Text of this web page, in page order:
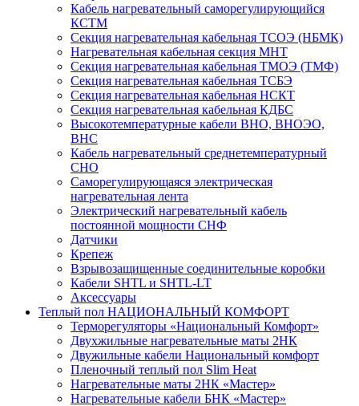
Кабель нагревательный саморегулирующийся
КСТМ
Секция нагревательная кабельная ТСОЭ (НБМК)
Нагревательная кабельная секция МНТ
Секция нагревательная кабельная ТМОЭ (ТМФ)
Секция нагревательная кабельная ТСБЭ
Секция нагревательная кабельная НСКТ
Секция нагревательная кабельная КДБС
Высокотемпературные кабели ВНО, ВНОЭО,
ВНС
Кабель нагревательный среднетемпературный
СНО
Саморегулирующаяся электрическая
нагревательная лента
Электрический нагревательный кабель
постоянной мощности СНФ
Датчики
Крепеж
Взрывозащищенные соединительные коробки
Кабели SHTL и SHTL-LT
Аксессуары
Теплый пол НАЦИОНАЛЬНЫЙ КОМФОРТ
Терморегуляторы «Национальный Комфорт»
Двухжильные нагревательные маты 2НК
Двужильные кабели Национальный комфорт
Пленочный теплый пол Slim Heat
Нагревательные маты 2НК «Мастер»
Нагревательные кабели БНК «Мастер»